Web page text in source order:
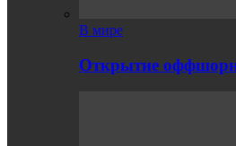
В мире
Открытие